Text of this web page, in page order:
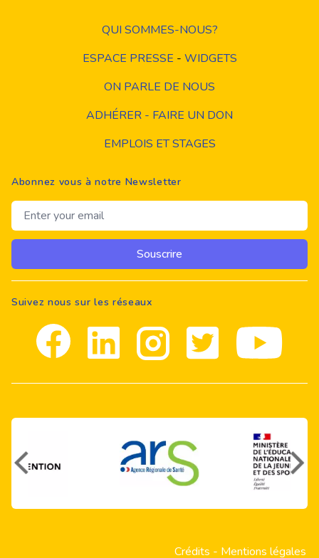
QUI SOMMES-NOUS?
ESPACE PRESSE - WIDGETS
ON PARLE DE NOUS
ADHÉRER - FAIRE UN DON
EMPLOIS ET STAGES
Abonnez vous à notre Newsletter
Email address
Souscrire
Suivez nous sur les réseaux
Facebook Linkedin Instagram Twitter youtube
Crédits - Mentions légales